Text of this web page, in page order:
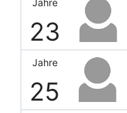
23
Jahre
25